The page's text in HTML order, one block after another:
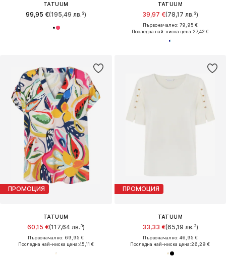
TATUUM
99,95 €(195,49 лв.³)
TATUUM
39,97 €(78,17 лв.³)
Първоначално: 79,95 €
Последна най-ниска цена:27,42 €
ПРОМОЦИЯ
TATUUM
60,15 €(117,64 лв.³)
Първоначално: 69,95 €
Последна най-ниска цена:45,11 €
ПРОМОЦИЯ
TATUUM
33,33 €(65,19 лв.³)
Първоначално: 46,95 €
Последна най-ниска цена:26,29 €